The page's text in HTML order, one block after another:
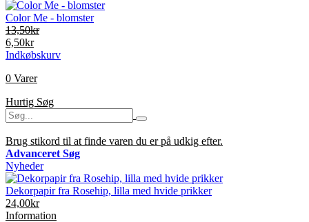
Color Me - blomster
13,50kr
6,50kr
Indkøbskurv
0 Varer
Hurtig Søg
Brug stikord til at finde varen du er på udkig efter.
Advanceret Søg
Nyheder
Dekorpapir fra Rosehip, lilla med hvide prikker
24,00kr
Information